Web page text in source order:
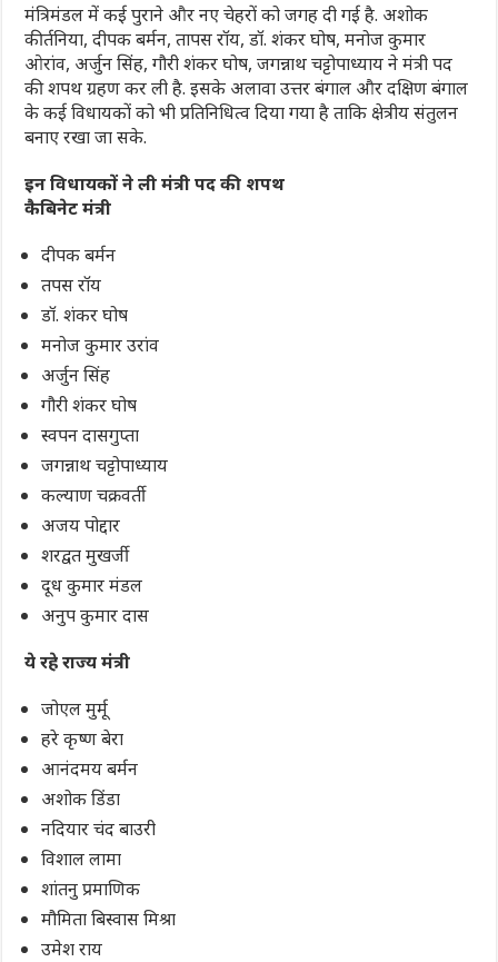
मंत्रिमंडल में कई पुराने और नए चेहरों को जगह दी गई है. अशोक
कीर्तनिया, दीपक बर्मन, तापस रॉय, डॉ. शंकर घोष, मनोज कुमार
ओरांव, अर्जुन सिंह, गौरी शंकर घोष, जगन्नाथ चट्टोपाध्याय ने मंत्री पद
की शपथ ग्रहण कर ली है. इसके अलावा उत्तर बंगाल और दक्षिण बंगाल
के कई विधायकों को भी प्रतिनिधित्व दिया गया है ताकि क्षेत्रीय संतुलन
बनाए रखा जा सके.
इन व‍िधायकों ने ली मंत्र‍ी पद की शपथ
कैब‍िनेट मंत्री
दीपक बर्मन
तपस रॉय
डॉ. शंकर घोष
मनोज कुमार उरांव
अर्जुन सिंह
गौरी शंकर घोष
स्वपन दासगुप्ता
जगन्नाथ चट्टोपाध्याय
कल्याण चक्रवर्ती
अजय पोद्दार
शरद्वत मुखर्जी
दूध कुमार मंडल
अनुप कुमार दास
ये रहे राज्‍य मंत्री
जोएल मुर्मू
हरे कृष्ण बेरा
आनंदमय बर्मन
अशोक डिंडा
नदियार चंद बाउरी
विशाल लामा
शांतनु प्रमाणिक
मौमिता बिस्वास मिश्रा
उमेश राय